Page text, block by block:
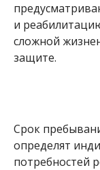
и
сложной
защите.
Срок
определят
потребностей